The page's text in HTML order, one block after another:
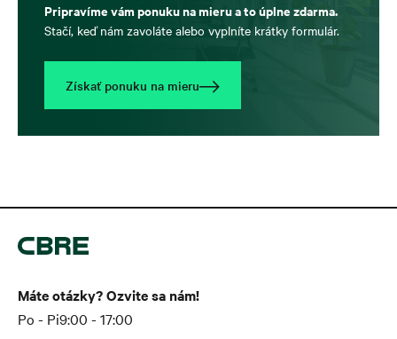
Pripravíme vám ponuku na mieru a to úplne zdarma.
Stačí, keď nám zavoláte alebo vyplníte krátky formulár.
Získať ponuku na mieru
Máte otázky? Ozvite sa nám!
Po - Pi9:00 - 17:00